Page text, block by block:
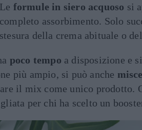
Le formule in siero acquoso si
completo assorbimento. Solo
stesura della crema abituale o
poco tempo a disposizione e
più ampio, si può anche
il mix come unico prodotto.
per chi ha scelto un